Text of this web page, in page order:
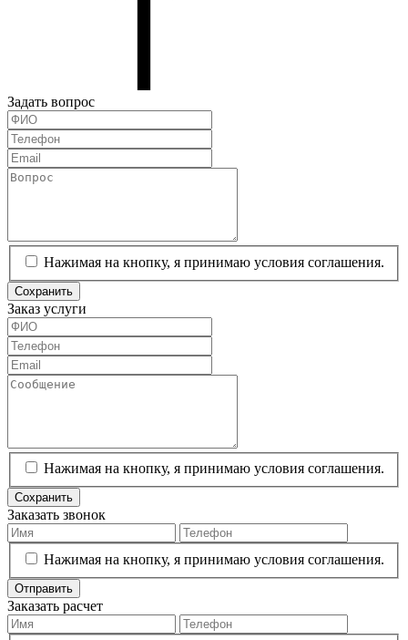
Задать вопрос
Нажимая на кнопку, я принимаю условия соглашения.
Сохранить
Заказ услуги
Нажимая на кнопку, я принимаю условия соглашения.
Сохранить
Заказать звонок
Нажимая на кнопку, я принимаю условия соглашения.
Отправить
Заказать расчет